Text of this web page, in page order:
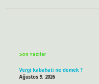
Son Yazılar
Vergi kabahati ne demek ?
Ağustos 9, 2026